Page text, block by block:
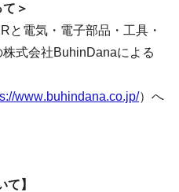
＞
と電気・電子部品・工具・
式会社BuhinDanaによる
www.buhindana.co.jp/）へ
】